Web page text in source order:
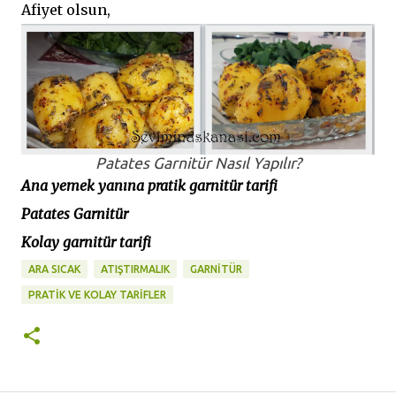
Afiyet olsun,
Patates Garnitür Nasıl Yapılır?
Ana yemek yanına pratik garnitür tarifi
Patates Garnitür
Kolay garnitür tarifi
ARA SICAK ATIŞTIRMALIK GARNİTÜR
PRATİK VE KOLAY TARİFLER